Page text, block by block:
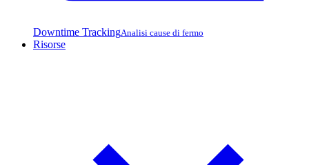
Downtime TrackingAnalisi cause di fermo
Risorse